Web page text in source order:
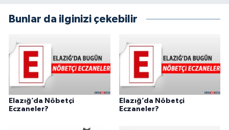
Bunlar da ilginizi çekebilir
Elazığ’da Nöbetçi
Eczaneler?
Elazığ’da Nöbetçi
Eczaneler?